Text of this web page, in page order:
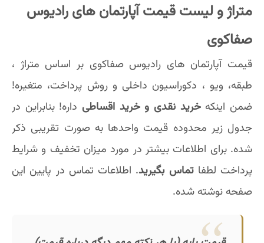
متراژ و لیست قیمت آپارتمان های رادیوس
صفاکوی
قیمت آپارتمان های رادیوس صفاکوی بر اساس متراژ ،
طبقه، ویو ، دکوراسیون داخلی و روش پرداخت، متغیره!
ضمن اینکهخرید نقدی و خرید اقساطی داره! بنابراین در
جدول زیر محدوده قیمت واحدها به صورت تقریبی ذکر
شده. برای اطلاعات بیشتر در مورد میزان تخفیف و شرایط
پرداخت لطفاتماس بگیرید. اطلاعات تماس در پایین این
صفحه نوشته شده.